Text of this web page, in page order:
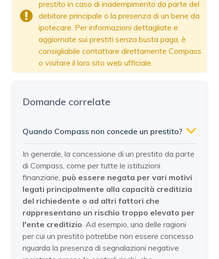
prestito in caso di inadempimento da parte del
debitore principale o la presenza di un bene da
ipotecare. Per informazioni dettagliate e
aggiornate sui prestiti senza busta paga, è
consigliabile contattare direttamente Compass
o visitare il loro sito web ufficiale.
Domande correlate
Quando Compass non concede un prestito?
In generale, la concessione di un prestito da parte
di Compass, come per tutte le istituzioni
finanziarie, può essere negata per vari motivi
legati principalmente alla capacità creditizia
del richiedente o ad altri fattori che
rappresentano un rischio troppo elevato per
l'ente creditizio. Ad esempio, una delle ragioni
per cui un prestito potrebbe non essere concesso
riguarda la presenza di segnalazioni negative